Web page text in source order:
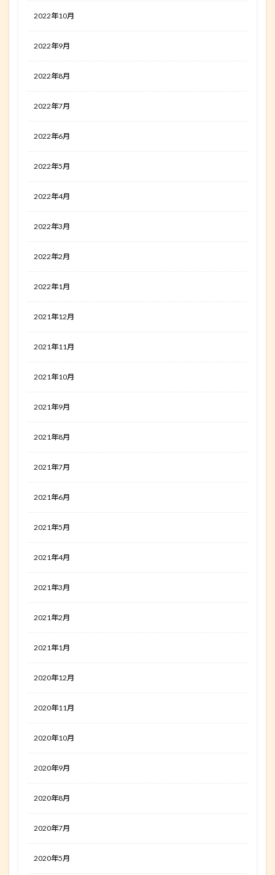
2022年10月
2022年9月
2022年8月
2022年7月
2022年6月
2022年5月
2022年4月
2022年3月
2022年2月
2022年1月
2021年12月
2021年11月
2021年10月
2021年9月
2021年8月
2021年7月
2021年6月
2021年5月
2021年4月
2021年3月
2021年2月
2021年1月
2020年12月
2020年11月
2020年10月
2020年9月
2020年8月
2020年7月
2020年5月